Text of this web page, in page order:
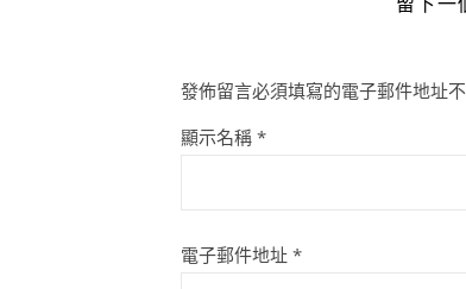
發佈留言必須填寫的電子郵件地址
顯示名稱 *
電子郵件地址 *